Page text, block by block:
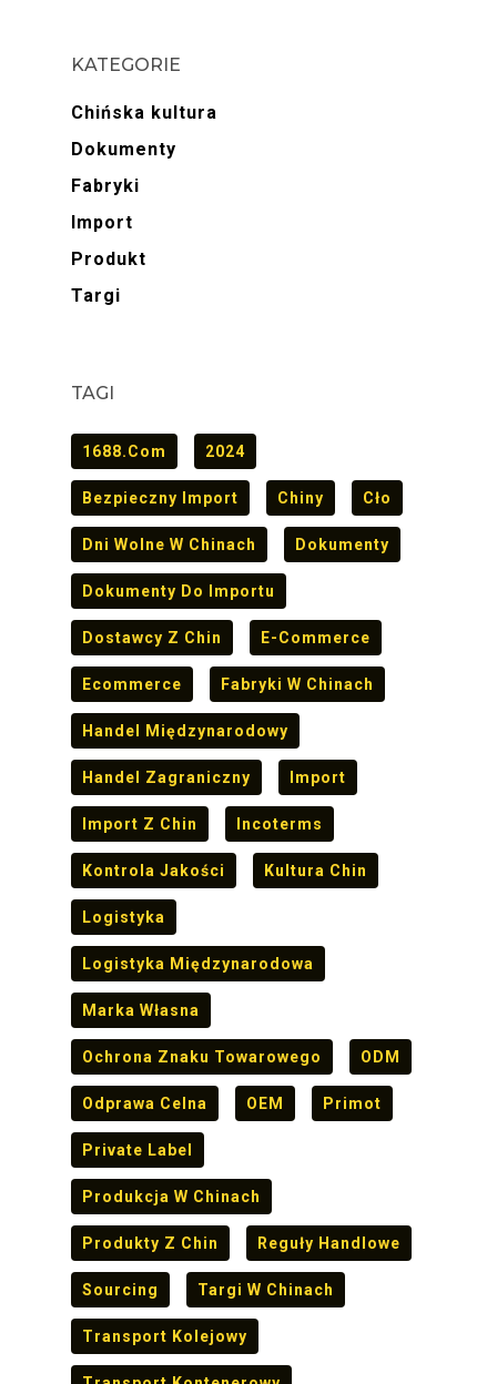
KATEGORIE
Chińska kultura
Dokumenty
Fabryki
Import
Produkt
Targi
TAGI
1688.com 2024
Bezpieczny Import Chiny Cło
Dni Wolne W Chinach Dokumenty
Dokumenty Do Importu
Dostawcy Z Chin E-Commerce
Ecommerce Fabryki W Chinach
Handel Międzynarodowy
Handel Zagraniczny Import
Import Z Chin Incoterms
Kontrola Jakości Kultura Chin
Logistyka
Logistyka Międzynarodowa
Marka Własna
Ochrona Znaku Towarowego ODM
Odprawa Celna OEM Primot
Private Label
Produkcja W Chinach
Produkty Z Chin Reguły Handlowe
Sourcing Targi W Chinach
Transport Kolejowy